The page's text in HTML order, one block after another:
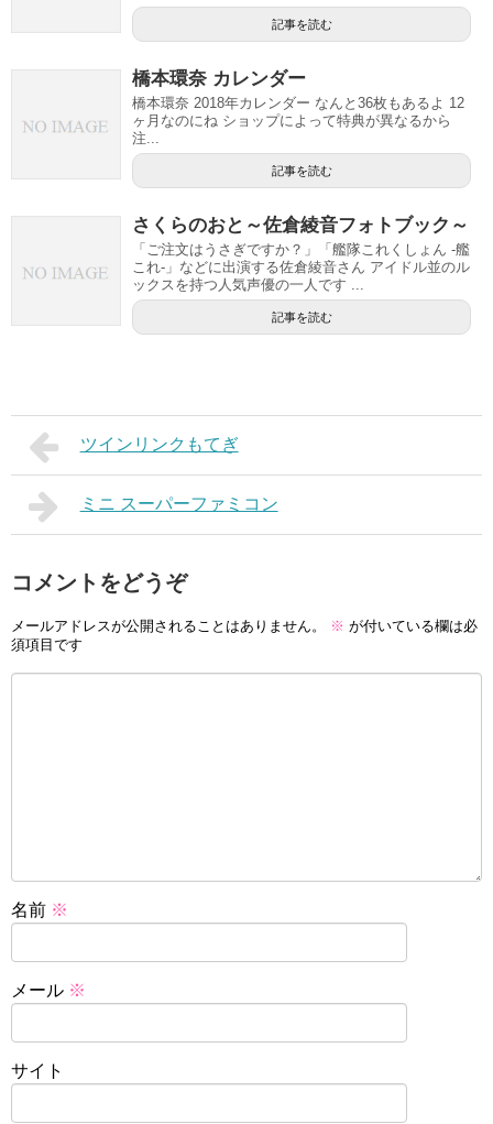
記事を読む
橋本環奈 カレンダー
橋本環奈 2018年カレンダー なんと36枚もあるよ 12
ヶ月なのにね ショップによって特典が異なるから
注...
記事を読む
さくらのおと～佐倉綾音フォトブック～
「ご注文はうさぎですか？」「艦隊これくしょん -艦
これ-」などに出演する佐倉綾音さん アイドル並のル
ックスを持つ人気声優の一人です ...
記事を読む
ツインリンクもてぎ
ミニ スーパーファミコン
コメントをどうぞ
メールアドレスが公開されることはありません。 ※ が付いている欄は必
須項目です
名前 ※
メール ※
サイト